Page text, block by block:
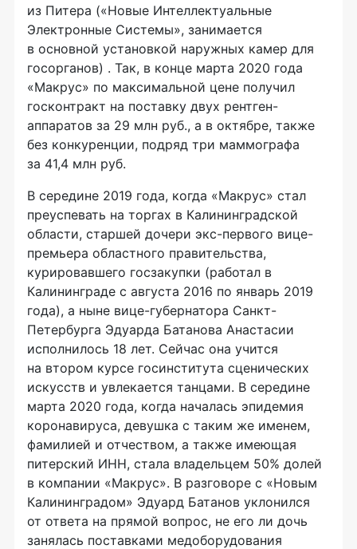
из Питера («Новые Интеллектуальные
Электронные Системы», занимается
в основной установкой наружных камер для
госорганов) . Так, в конце марта 2020 года
«Макрус» по максимальной цене получил
госконтракт на поставку двух рентген-
аппаратов за 29 млн руб., а в октябре, также
без конкуренции, подряд три маммографа
за 41,4 млн руб.
В середине 2019 года, когда «Макрус» стал
преуспевать на торгах в Калининградской
области, старшей дочери экс-первого вице-
премьера областного правительства,
курировавшего госзакупки (работал в
Калининграде с августа 2016 по январь 2019
года), а ныне вице-губернатора Санкт-
Петербурга Эдуарда Батанова Анастасии
исполнилось 18 лет. Сейчас она учится
на втором курсе госинститута сценических
искусств и увлекается танцами. В середине
марта 2020 года, когда началась эпидемия
коронавируса, девушка с таким же именем,
фамилией и отчеством, а также имеющая
питерский ИНН, стала владельцем 50% долей
в компании «Макрус». В разговоре с «Новым
Калининградом» Эдуард Батанов уклонился
от ответа на прямой вопрос, не его ли дочь
занялась поставками медоборудования